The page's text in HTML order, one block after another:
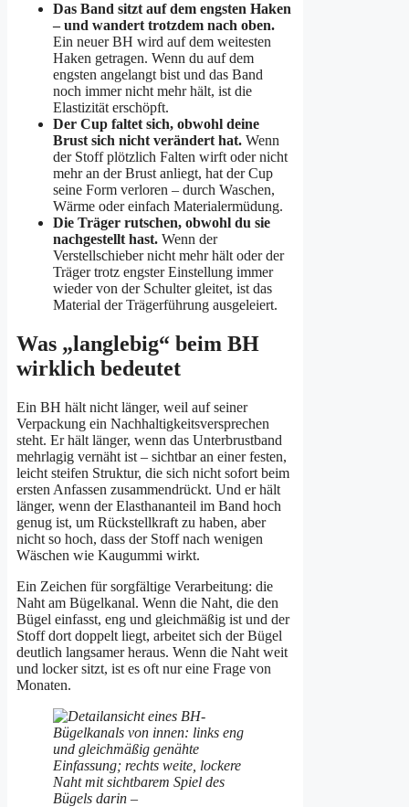
Das Band sitzt auf dem engsten Haken
– und wandert trotzdem nach oben.
Ein neuer BH wird auf dem weitesten
Haken getragen. Wenn du auf dem
engsten angelangt bist und das Band
noch immer nicht mehr hält, ist die
Elastizität erschöpft.
Der Cup faltet sich, obwohl deine
Brust sich nicht verändert hat. Wenn
der Stoff plötzlich Falten wirft oder nicht
mehr an der Brust anliegt, hat der Cup
seine Form verloren – durch Waschen,
Wärme oder einfach Materialermüdung.
Die Träger rutschen, obwohl du sie
nachgestellt hast. Wenn der
Verstellschieber nicht mehr hält oder der
Träger trotz engster Einstellung immer
wieder von der Schulter gleitet, ist das
Material der Trägerführung ausgeleiert.
Was „langlebig“ beim BH
wirklich bedeutet
Ein BH hält nicht länger, weil auf seiner
Verpackung ein Nachhaltigkeitsversprechen
steht. Er hält länger, wenn das Unterbrustband
mehrlagig vernäht ist – sichtbar an einer festen,
leicht steifen Struktur, die sich nicht sofort beim
ersten Anfassen zusammendrückt. Und er hält
länger, wenn der Elasthananteil im Band hoch
genug ist, um Rückstellkraft zu haben, aber
nicht so hoch, dass der Stoff nach wenigen
Wäschen wie Kaugummi wirkt.
Ein Zeichen für sorgfältige Verarbeitung: die
Naht am Bügelkanal. Wenn die Naht, die den
Bügel einfasst, eng und gleichmäßig ist und der
Stoff dort doppelt liegt, arbeitet sich der Bügel
deutlich langsamer heraus. Wenn die Naht weit
und locker sitzt, ist es oft nur eine Frage von
Monaten.